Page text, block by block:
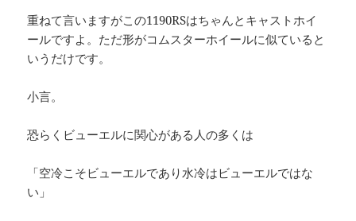
重ねて言いますがこの1190RSはちゃんとキャストホイ
ールですよ。ただ形がコムスターホイールに似ていると
いうだけです。
小言。
恐らくビューエルに関心がある人の多くは
「空冷こそビューエルであり水冷はビューエルではな
い」